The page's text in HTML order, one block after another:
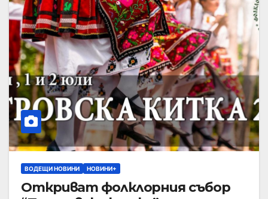
ВОДЕЩИ НОВИНИ НОВИНИ+
Откриват фолклорния събор